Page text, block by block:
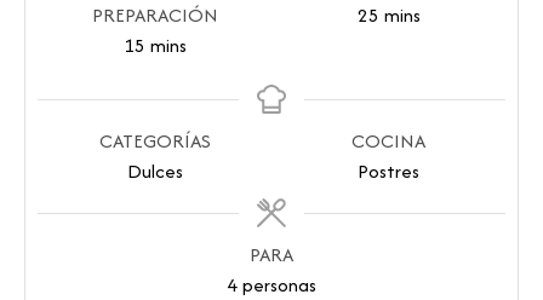
PREPARACIÓN
15 mins
25 mins
CATEGORÍAS
Dulces
COCINA
Postres
PARA
4personas